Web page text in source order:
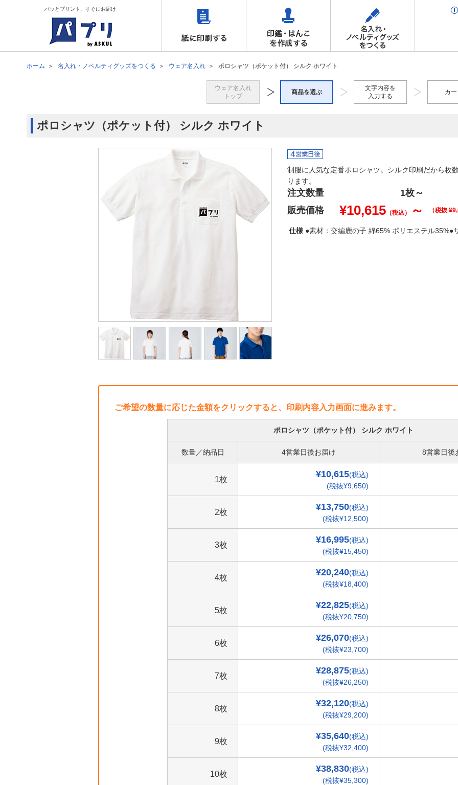
パッとプリント、すぐにお届け
ホーム 名入れ・ノベルティグッズをつくる ウェア名入れ ポロシャツ（ポケット付） シルク ホワイト
ウェア名入れ
トップ
商品を選ぶ
文字内容を
入力する
カー
ポロシャツ（ポケット付） シルク ホワイト
制服に人気な定番ポロシャツ。シルク印刷だから枚
ります。
注文数量 1枚～
販売価格
¥10,615 （税込） ～ （税抜 ¥
仕様 ●素材：交編鹿の子 綿65% ポリエステル35%●
ご希望の数量に応じた金額をクリックすると、印刷内容入力画面に進みます。
ポロシャツ（ポケット付） シルク ホワイト
数量／納品日 4営業日後お届け 8営業日後
1枚
¥10,615(税込)
(税抜¥9,650)
2枚
¥13,750(税込)
(税抜¥12,500)
3枚
¥16,995(税込)
(税抜¥15,450)
4枚
¥20,240(税込)
(税抜¥18,400)
5枚
¥22,825(税込)
(税抜¥20,750)
6枚
¥26,070(税込)
(税抜¥23,700)
7枚
¥28,875(税込)
(税抜¥26,250)
8枚
¥32,120(税込)
(税抜¥29,200)
9枚
¥35,640(税込)
(税抜¥32,400)
10枚
¥38,830(税込)
(税抜¥35,300)